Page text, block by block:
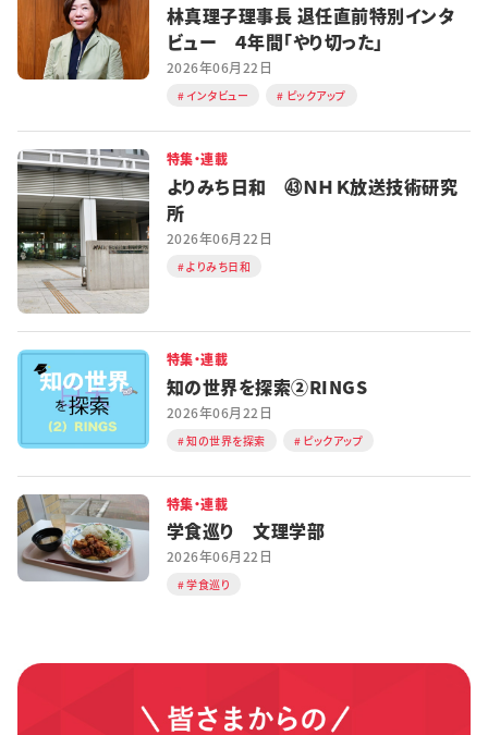
林真理子理事長 退任直前特別インタ
ビュー ４年間「やり切った」
2026年06月22日
インタビュー ピックアップ
特集・連載
よりみち日和 ㊸ＮＨＫ放送技術研究
所
2026年06月22日
よりみち日和
特集・連載
知の世界を探索②RINGS
2026年06月22日
知の世界を探索 ピックアップ
特集・連載
学食巡り 文理学部
2026年06月22日
学食巡り